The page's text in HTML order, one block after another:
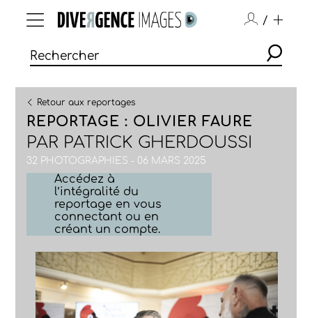
/
Retour aux reportages
REPORTAGE : OLIVIER FAURE
PAR PATRICK GHERDOUSSI
32 PHOTOGRAPHIES - 06 MARS 2025
Accédez à
l’intégralité du
reportage en vous
connectant ou en
créant un compte.